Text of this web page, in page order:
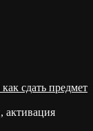
сдать предмет
активация